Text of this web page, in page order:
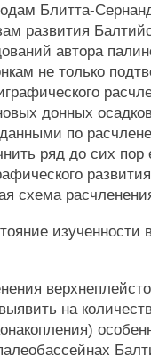
Блитта-
развития
автора
не только
донных
по
ряд до сих
схема
изученности
на